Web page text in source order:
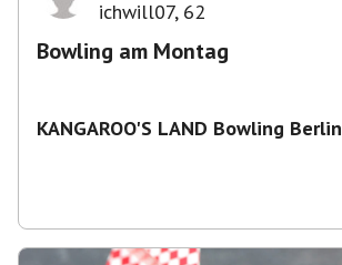
ichwill07, 62
Bowling am Montag
KANGAROO'S LAND Bowling Berlin